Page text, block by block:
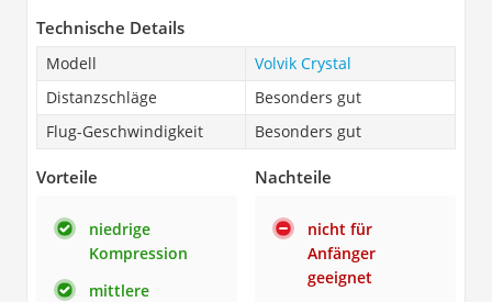
Technische Details
Modell
Volvik Crystal
Distanzschläge
Besonders gut
Flug-Geschwindigkeit
Besonders gut
Vorteile
niedrige
Kompression
mittlere
Nachteile
nicht für
Anfänger
geeignet